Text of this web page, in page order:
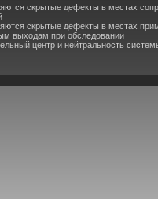
скрытые дефекты в местах
скрытые дефекты в местах
выходам при обследовании
центр и нейтральность